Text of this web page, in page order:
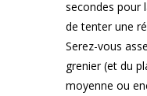
secondes pour
de tenter une
Serez-vous
grenier (et du
moyenne ou